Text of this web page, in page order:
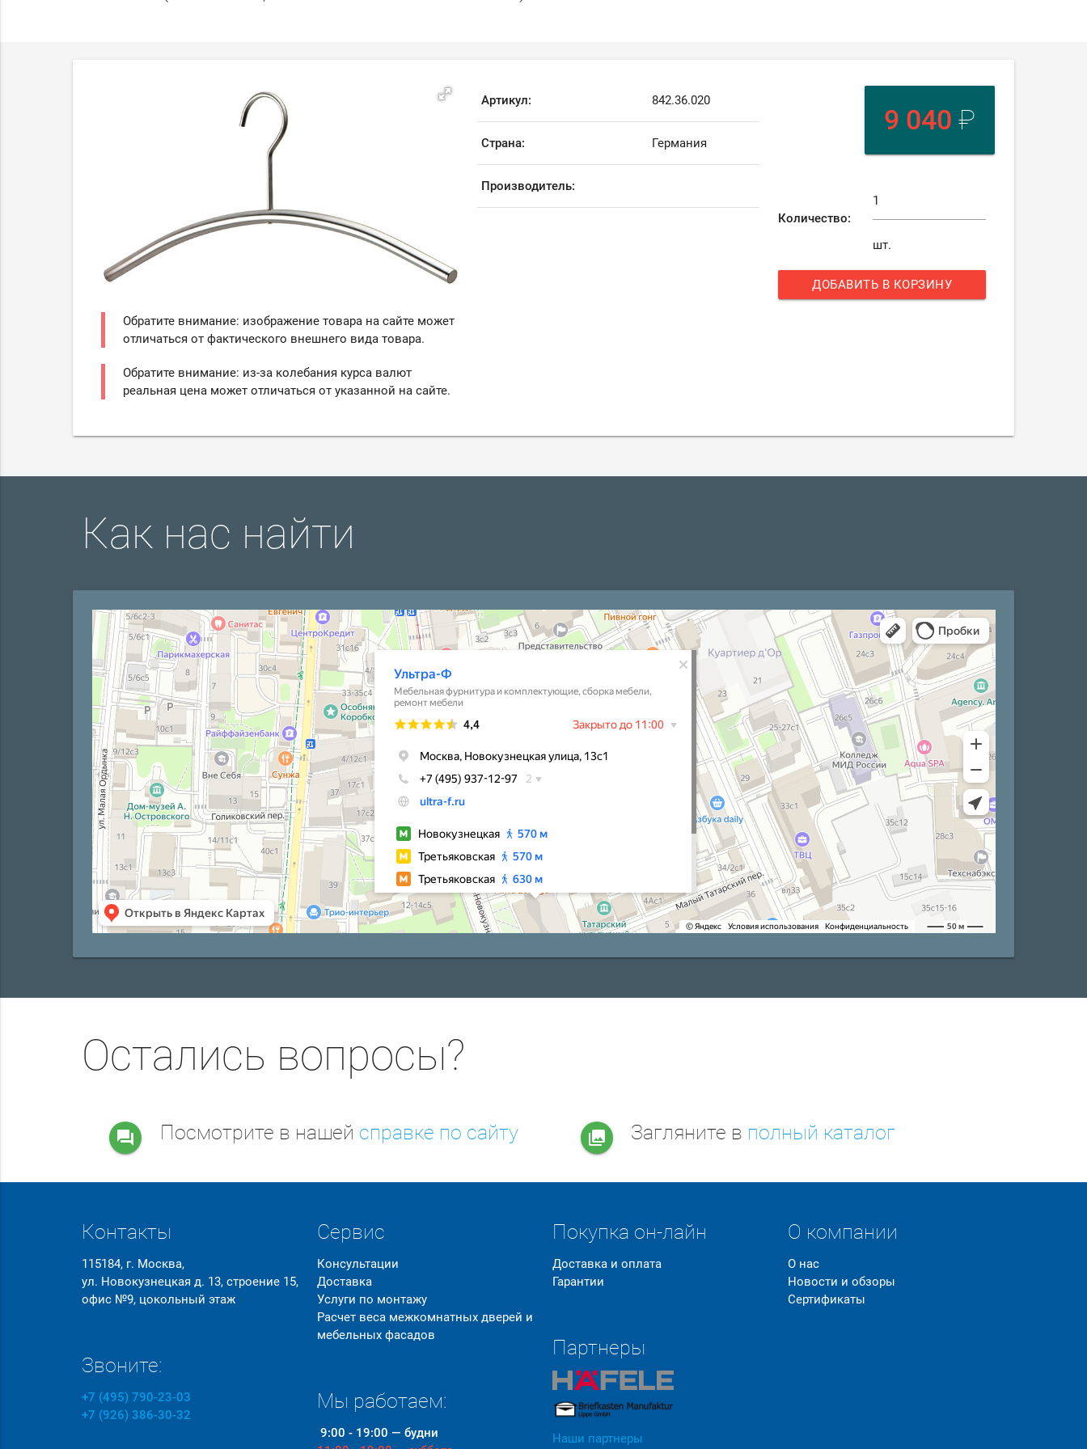
Обратите внимание: изображение товара на сайте может
отличаться от фактического внешнего вида товара.
Обратите внимание: из-за колебания курса валют
реальная цена может отличаться от указанной на сайте.
Артикул: 842.36.020
Страна: Германия
Производитель:
9 040 ₽
Количество:
шт.
ДОБАВИТЬ В КОРЗИНУ
Как нас найти
Остались вопросы?
question_answer Посмотрите в нашей справке по сайту collections Загляните в полный каталог
Контакты
115184, г. Москва,
ул. Новокузнецкая д. 13, строение 15,
офис №9, цокольный этаж
Звоните:
+7 (495) 790-23-03
+7 (926) 386-30-32
Сервис
Консультации
Доставка
Услуги по монтажу
Расчет веса межкомнатных дверей и
мебельных фасадов
Мы работаем:
9:00 - 19:00 — будни
Покупка он-лайн
Доставка и оплата
Гарантии
Партнеры
Наши партнеры
О компании
О нас
Новости и обзоры
Сертификаты